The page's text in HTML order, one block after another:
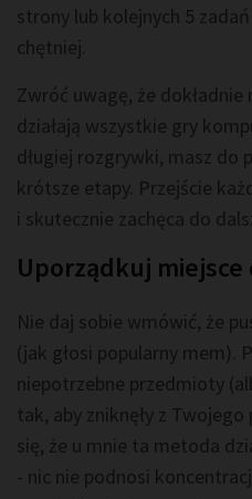
strony lub kolejnych 5
chętniej.
Zwróć uwagę, że
działają wszystkie gry
długiej rozgrywki, masz do
krótsze etapy. Przejście
i skutecznie zachęca do
Uporządkuj miejsce
Nie daj sobie wmówić, że
(jak głosi popularny mem).
niepotrzebne przedmioty
tak, aby zniknęły z
się, że u mnie ta metoda
- nic nie podnosi